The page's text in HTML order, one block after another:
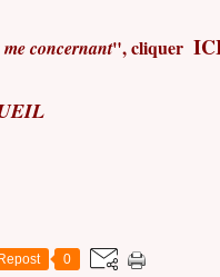
concernant", cliquer
Repost 0